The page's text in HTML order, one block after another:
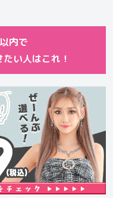
内で
い人はこれ！